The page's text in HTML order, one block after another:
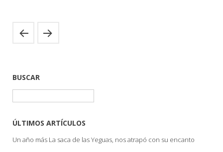
BUSCAR
ÚLTIMOS ARTÍCULOS
Un año más La saca de las Yeguas, nos atrapó con su encanto